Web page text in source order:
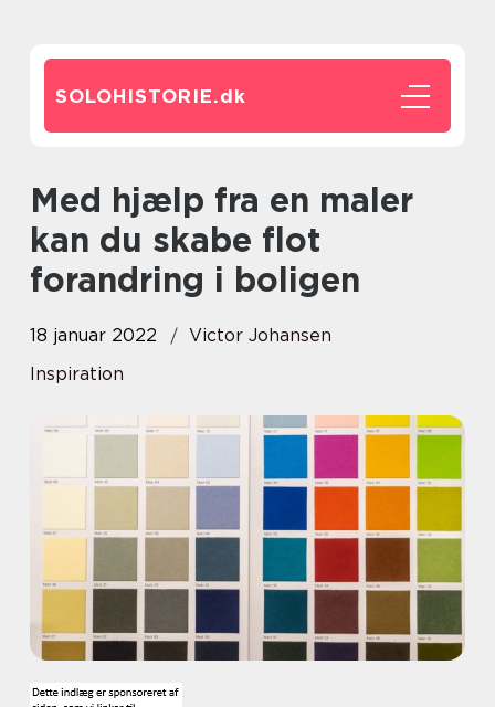
SOLOHISTORIE.dk
Med hjælp fra en maler
kan du skabe flot
forandring i boligen
18 januar 2022
Victor Johansen
Inspiration